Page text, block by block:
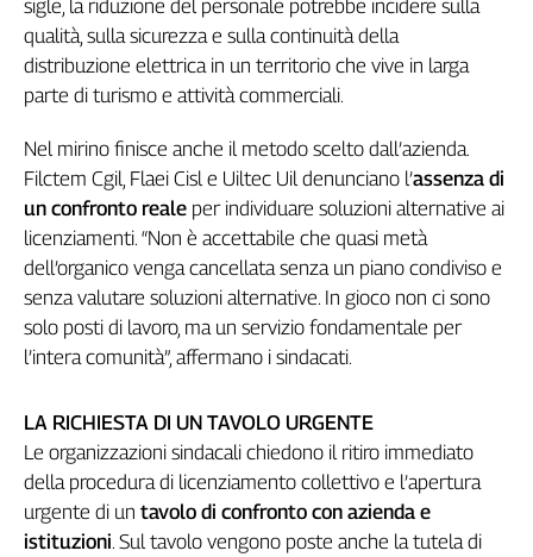
Academy
Collettiva
Play
Rubriche
Collettiva
Talk
La
settimana
Collettiva
Sassolino
Linea
Tech
It
Easy
Inserti
sigle, la riduzione del personale potrebbe incidere sulla
qualità, sulla sicurezza e sulla continuità della
distribuzione elettrica in un territorio che vive in larga
parte di turismo e attività commerciali.
Nel mirino finisce anche il metodo scelto dall’azienda.
Filctem Cgil, Flaei Cisl e Uiltec Uil denunciano l’assenza di
un confronto reale per individuare soluzioni alternative ai
licenziamenti. “Non è accettabile che quasi metà
dell’organico venga cancellata senza un piano condiviso e
senza valutare soluzioni alternative. In gioco non ci sono
solo posti di lavoro, ma un servizio fondamentale per
l’intera comunità”, affermano i sindacati.
LA RICHIESTA DI UN TAVOLO URGENTE
Le organizzazioni sindacali chiedono il ritiro immediato
della procedura di licenziamento collettivo e l’apertura
urgente di un tavolo di confronto con azienda e
istituzioni. Sul tavolo vengono poste anche la tutela di